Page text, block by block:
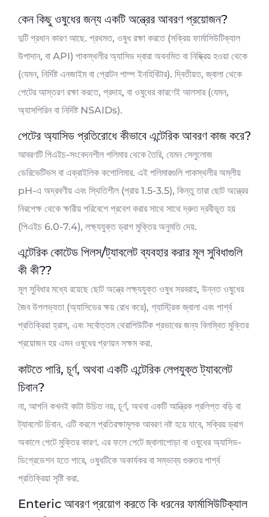
কেন কিছু ওষুধের জন্য একটি অন্ত্রের আবরণ প্রয়োজন?
দুটি প্রধান কারণ আছে. প্রথমত, ওষুধ রক্ষা করতে (সক্রিয় ফার্মাসিউটিক্যাল
উপাদান, বা API) পাকস্থলীর অ্যাসিড দ্বারা অবনমিত বা নিষ্ক্রিয় হওয়া থেকে
(যেমন, নির্দিষ্ট এনজাইম বা প্রোটন পাম্প ইনহিবিটার). দ্বিতীয়ত, জ্বালা থেকে
পেটের আস্তরণ রক্ষা করতে, প্রদাহ, বা ওষুধের কারণেই আলসার (যেমন,
অ্যাসপিরিন বা নির্দিষ্ট NSAIDs).
পেটের অ্যাসিড প্রতিরোধে কীভাবে এন্টেরিক আবরণ কাজ করে?
আবরণটি পিএইচ-সংবেদনশীল পলিমার থেকে তৈরি, যেমন সেলুলোজ
ডেরিভেটিভস বা এক্রাইলিক কপোলিমার. এই পলিমারগুলি পাকস্থলীর অম্লীয়
pH-এ অদ্রবণীয় এবং স্থিতিশীল (প্রায় 1.5-3.5), কিন্তু তারা ছোট অন্ত্রের
নিরপেক্ষ থেকে ক্ষারীয় পরিবেশে প্রবেশ করার সাথে সাথে দ্রুত দ্রবীভূত হয়
(পিএইচ 6.0-7.4), লক্ষ্যযুক্ত ড্রাগ মুক্তির অনুমতি দেয়.
এন্টেরিক কোটেড পিলস/ট্যাবলেট ব্যবহার করার মূল সুবিধাগুলি
কী কী??
মূল সুবিধার মধ্যে রয়েছে ছোট অন্ত্রে লক্ষ্যযুক্ত ওষুধ সরবরাহ, উন্নত ওষুধের
জৈব উপলভ্যতা (অ্যাসিডের ক্ষয় রোধ করে), গ্যাস্ট্রিক জ্বালা এবং পার্শ্ব
প্রতিক্রিয়া হ্রাস, এবং সর্বোত্তম থেরাপিউটিক প্রভাবের জন্য বিলম্বিত মুক্তির
প্রয়োজন হয় এমন ওষুধের প্রণয়ন সক্ষম করা.
কাটতে পারি, চূর্ণ, অথবা একটি এন্টেরিক লেপযুক্ত ট্যাবলেট
চিবান?
না, আপনি কখনই কাটা উচিত নয়, চূর্ণ, অথবা একটি আন্ত্রিক প্রলিপ্ত বড়ি বা
ট্যাবলেট চিবান. এটি করলে প্রতিরক্ষামূলক আবরণ নষ্ট হয়ে যাবে, সক্রিয় ড্রাগ
অকালে পেটে মুক্তির কারণ. এর ফলে পেটে জ্বালাপোড়া বা ওষুধের অ্যাসিড-
ডিগ্রেডেশন হতে পারে, ওষুধটিকে অকার্যকর বা সম্ভাব্য গুরুতর পার্শ্ব
প্রতিক্রিয়া সৃষ্টি করা.
Enteric আবরণ প্রয়োগ করতে কি ধরনের ফার্মাসিউটিক্যাল